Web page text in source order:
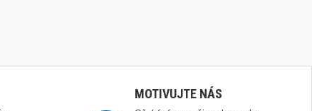
MOTIVUJTE NÁS